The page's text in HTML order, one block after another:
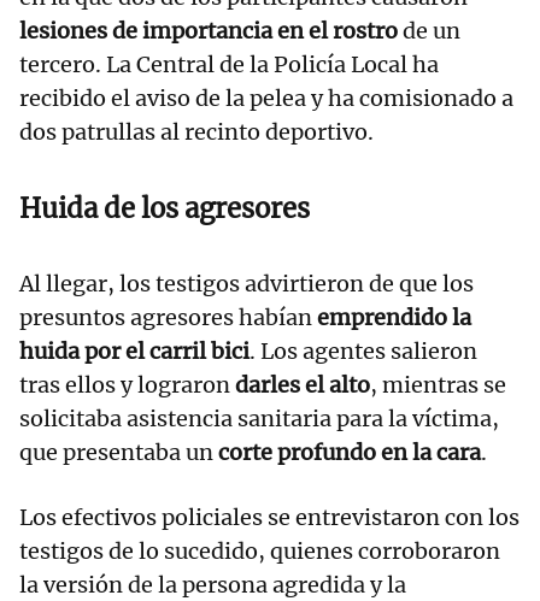
lesiones de importancia en el rostrode un
tercero. La Central de la Policía Local ha
recibido el aviso de la pelea y ha comisionado a
dos patrullas al recinto deportivo.
Huida de los agresores
Al llegar, los testigos advirtieron de que los
presuntos agresores habíanemprendido la
huida por el carril bici. Los agentes salieron
tras ellos y lograrondarles el alto, mientras se
solicitaba asistencia sanitaria para la víctima,
que presentaba uncorte profundo en la cara.
Los efectivos policiales se entrevistaron con los
testigos de lo sucedido, quienes corroboraron
la versión de la persona agredida y la